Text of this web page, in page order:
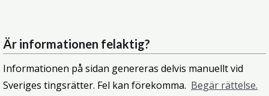
Är informationen felaktig?
Informationen på sidan genereras delvis manuellt vid
Sveriges tingsrätter. Fel kan förekomma. Begär rättelse.